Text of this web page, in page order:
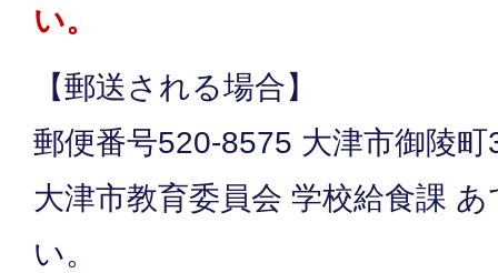
い。
【郵送される場合】
郵便番号520-8575 大津市御陵町
大津市教育委員会 学校給食課
い。